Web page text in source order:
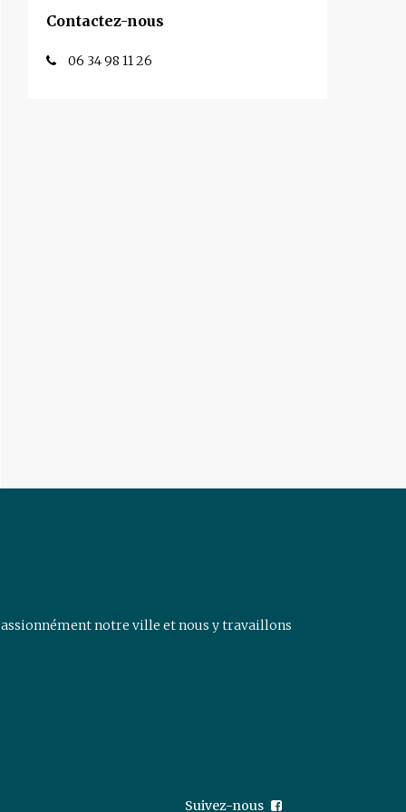
Contactez-nous
06 34 98 11 26
notre ville et nous y travaillons
Suivez-nous